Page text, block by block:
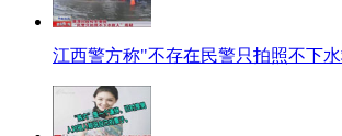
江西警方称"不存在民警只拍照不下